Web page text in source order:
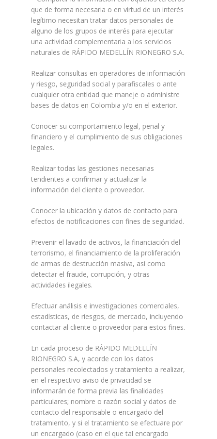
que de forma necesaria o en virtud de un interés
legítimo necesitan tratar datos personales de
alguno de los grupos de interés para ejecutar
una actividad complementaria a los servicios
naturales de RÁPIDO MEDELLÍN RIONEGRO S.A.
Realizar consultas en operadores de información
y riesgo, seguridad social y parafiscales o ante
cualquier otra entidad que maneje o administre
bases de datos en Colombia y/o en el exterior.
Conocer su comportamiento legal, penal y
financiero y el cumplimiento de sus obligaciones
legales.
Realizar todas las gestiones necesarias
tendientes a confirmar y actualizar la
información del cliente o proveedor.
Conocer la ubicación y datos de contacto para
efectos de notificaciones con fines de seguridad.
Prevenir el lavado de activos, la financiación del
terrorismo, el financiamiento de la proliferación
de armas de destrucción masiva, así como
detectar el fraude, corrupción, y otras
actividades ilegales.
Efectuar análisis e investigaciones comerciales,
estadísticas, de riesgos, de mercado, incluyendo
contactar al cliente o proveedor para estos fines.
En cada proceso de RÁPIDO MEDELLÍN
RIONEGRO S.A, y acorde con los datos
personales recolectados y tratamiento a realizar,
en el respectivo aviso de privacidad se
informarán de forma previa las finalidades
particulares; nombre o razón social y datos de
contacto del responsable o encargado del
tratamiento, y si el tratamiento se efectuare por
un encargado (caso en el que tal encargado